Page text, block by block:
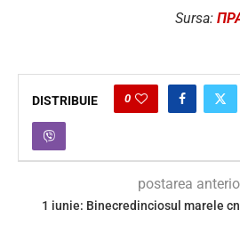
Sursa:
DISTRIBUIE 0
postarea
1 iunie: Binecredinciosul marele